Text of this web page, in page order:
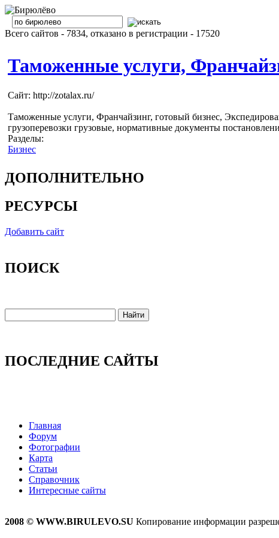
Всего сайтов - 7834, отказано в регистрации - 17520
Таможенные услуги,
Сайт: http://zotalax.ru/
Таможенные услуги, Франчайзинг, готовый бизнес,
грузоперевозки грузовые, нормативные документы
Разделы:
Бизнес
ДОПОЛНИТЕЛЬНО
РЕСУРСЫ
Добавить сайт
ПОИСК
ПОСЛЕДНИЕ САЙТЫ
Главная
Форум
Фотографии
Карта
Статьи
Справочник
Интересные сайты
2008 © WWW.BIRULEVO.SU Копирование информации